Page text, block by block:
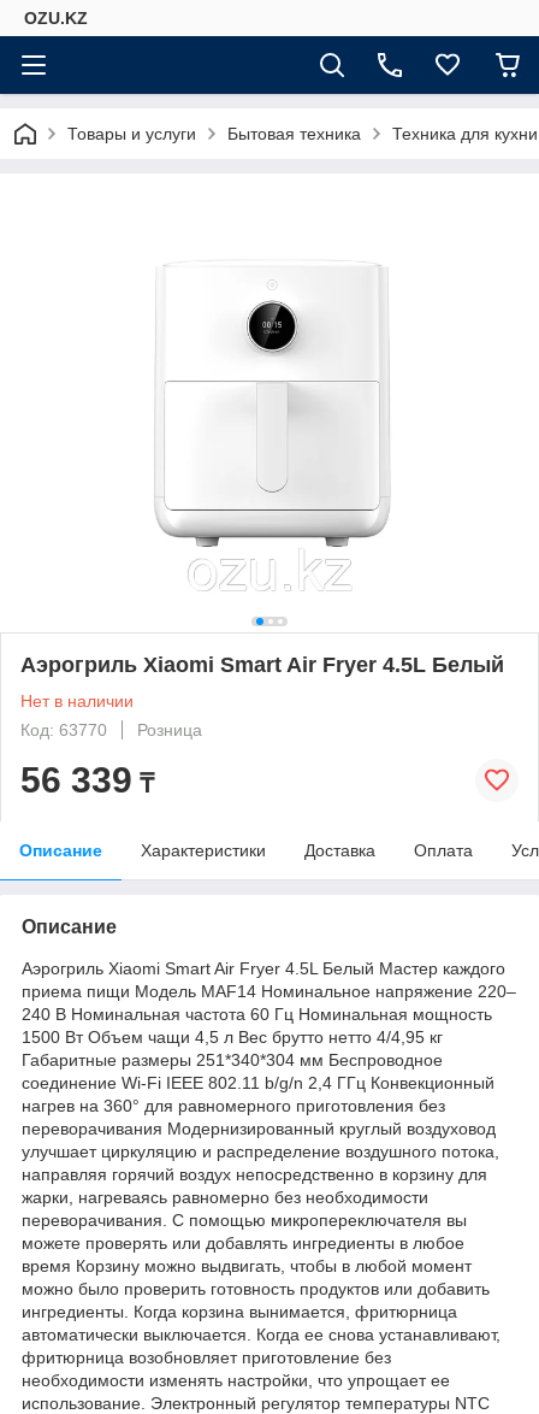
OZU.KZ
Товары и услуги Бытовая техника Техника для кухни
Аэрогриль Xiaomi Smart Air Fryer 4.5L Белый
Нет в наличии
Код: 63770
Розница
56 339 ₸
Описание Характеристики Доставка Оплата
Описание
Аэрогриль Xiaomi Smart Air Fryer 4.5L Белый Мастер каждого
приема пищи Модель MAF14 Номинальное напряжение 220–
240 В Номинальная частота 60 Гц Номинальная мощность
1500 Вт Объем чащи 4,5 л Вес брутто нетто 4/4,95 кг
Габаритные размеры 251*340*304 мм Беспроводное
соединение Wi-Fi IEEE 802.11 b/g/n 2,4 ГГц Конвекционный
нагрев на 360° для равномерного приготовления без
переворачивания Модернизированный круглый воздуховод
улучшает циркуляцию и распределение воздушного потока,
направляя горячий воздух непосредственно в корзину для
жарки, нагреваясь равномерно без необходимости
переворачивания. С помощью микропереключателя вы
можете проверять или добавлять ингредиенты в любое
время Корзину можно выдвигать, чтобы в любой момент
можно было проверить готовность продуктов или добавить
ингредиенты. Когда корзина вынимается, фритюрница
автоматически выключается. Когда ее снова устанавливают,
фритюрница возобновляет приготовление без
необходимости изменять настройки, что упрощает ее
использование. Электронный регулятор температуры NTC